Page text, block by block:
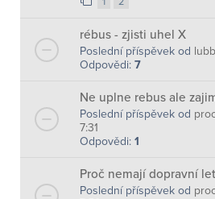
rébus - zjisti uhel X
Poslední příspěvek od
Odpovědi: 7
Ne uplne rebus ale
Poslední příspěvek od
7:31
Odpovědi: 1
Proč nemají dopravní
Poslední příspěvek od